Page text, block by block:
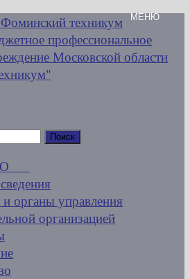
органы управления
организацией